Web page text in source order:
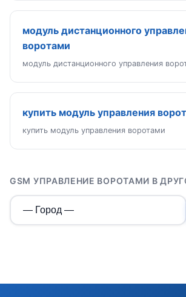
модуль дистанционного
воротами
модуль дистанционного управления
купить модуль управления
купить модуль управления воротами
GSM УПРАВЛЕНИЕ ВОРОТАМИ В